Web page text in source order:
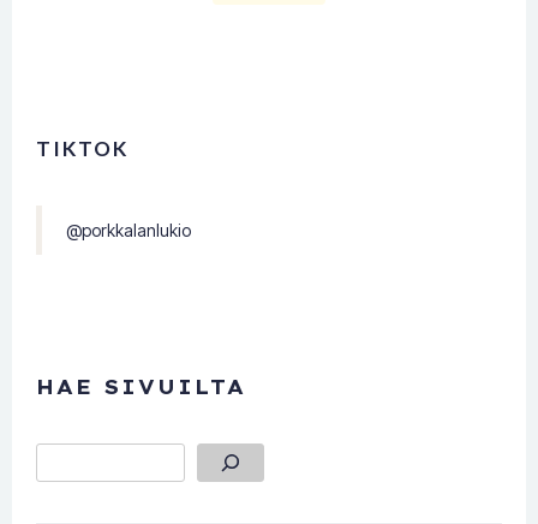
TIKTOK
@porkkalanlukio
HAE SIVUILTA